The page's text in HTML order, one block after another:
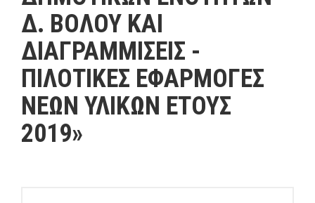
Δ. ΒΟΛΟΥ ΚΑΙ
ΔΙΑΓΡΑΜΜΙΣΕΙΣ -
ΠΙΛΟΤΙΚΕΣ ΕΦΑΡΜΟΓΕΣ
ΝΕΩΝ ΥΛΙΚΩΝ ΕΤΟΥΣ
2019»